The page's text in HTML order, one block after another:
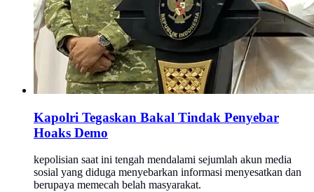
Kapolri Tegaskan Bakal Tindak Penyebar
Hoaks Demo
kepolisian saat ini tengah mendalami sejumlah akun media
sosial yang diduga menyebarkan informasi menyesatkan dan
berupaya memecah belah masyarakat.